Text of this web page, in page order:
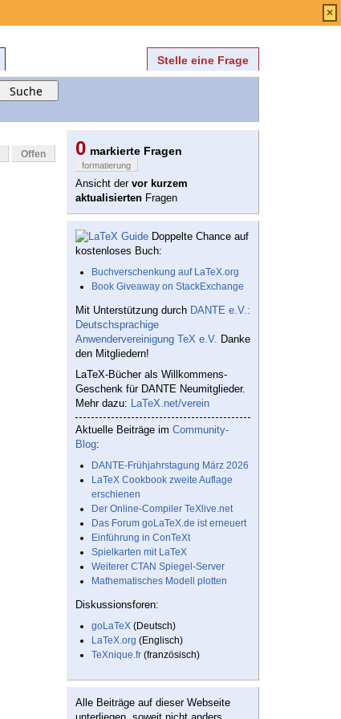
Stelle eine Frage
Offen 0 markierte Fragen
formatierung
Ansicht der vor kurzem
aktualisierten Fragen
Doppelte Chance auf
kostenloses Buch:
Buchverschenkung auf LaTeX.org
Book Giveaway on StackExchange
Mit Unterstützung durch DANTE e.V.:
Deutschsprachige
Anwendervereinigung TeX e.V. Danke
den Mitgliedern!
LaTeX-Bücher als Willkommens-
Geschenk für DANTE Neumitglieder.
Mehr dazu: LaTeX.net/verein
Aktuelle Beiträge im Community-
Blog:
DANTE-Frühjahrstagung März 2026
LaTeX Cookbook zweite Auflage
erschienen
Der Online-Compiler TeXlive.net
Das Forum goLaTeX.de ist erneuert
Einführung in ConTeXt
Spielkarten mit LaTeX
Weiterer CTAN Spiegel-Server
Mathematisches Modell plotten
Diskussionsforen:
goLaTeX (Deutsch)
LaTeX.org (Englisch)
TeXnique.fr (französisch)
Alle Beiträge auf dieser Webseite
×